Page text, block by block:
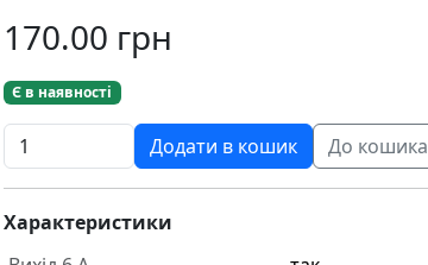
170.00 грн
Є в наявності
Додати в кошик До кошика
Характеристики